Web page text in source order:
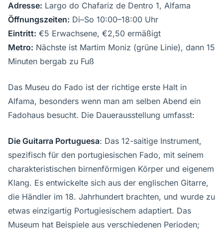
Adresse: Largo do Chafariz de Dentro 1, Alfama
Öffnungszeiten: Di–So 10:00–18:00 Uhr
Eintritt: €5 Erwachsene, €2,50 ermäßigt
Metro: Nächste ist Martim Moniz (grüne Linie), dann 15
Minuten bergab zu Fuß
Das Museu do Fado ist der richtige erste Halt in
Alfama, besonders wenn man am selben Abend ein
Fadohaus besucht. Die Dauerausstellung umfasst:
Die Guitarra Portuguesa: Das 12-saitige Instrument,
spezifisch für den portugiesischen Fado, mit seinem
charakteristischen birnenförmigen Körper und eigenem
Klang. Es entwickelte sich aus der englischen Gitarre,
die Händler im 18. Jahrhundert brachten, und wurde zu
etwas einzigartig Portugiesischem adaptiert. Das
Museum hat Beispiele aus verschiedenen Perioden;